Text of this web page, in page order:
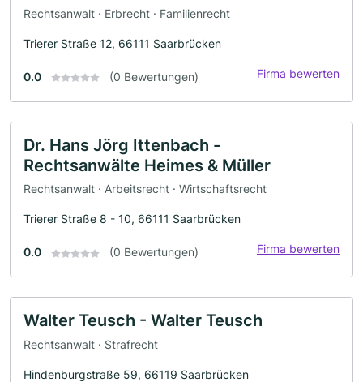
Rechtsanwalt · Erbrecht · Familienrecht
Trierer Straße 12, 66111 Saarbrücken
0.0 (0 Bewertungen) Firma bewerten
Dr. Hans Jörg Ittenbach -
Rechtsanwälte Heimes & Müller
Rechtsanwalt · Arbeitsrecht · Wirtschaftsrecht
Trierer Straße 8 - 10, 66111 Saarbrücken
0.0 (0 Bewertungen) Firma bewerten
Walter Teusch - Walter Teusch
Rechtsanwalt · Strafrecht
Hindenburgstraße 59, 66119 Saarbrücken